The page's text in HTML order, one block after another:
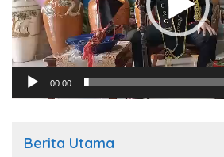
00:00
Berita Utama